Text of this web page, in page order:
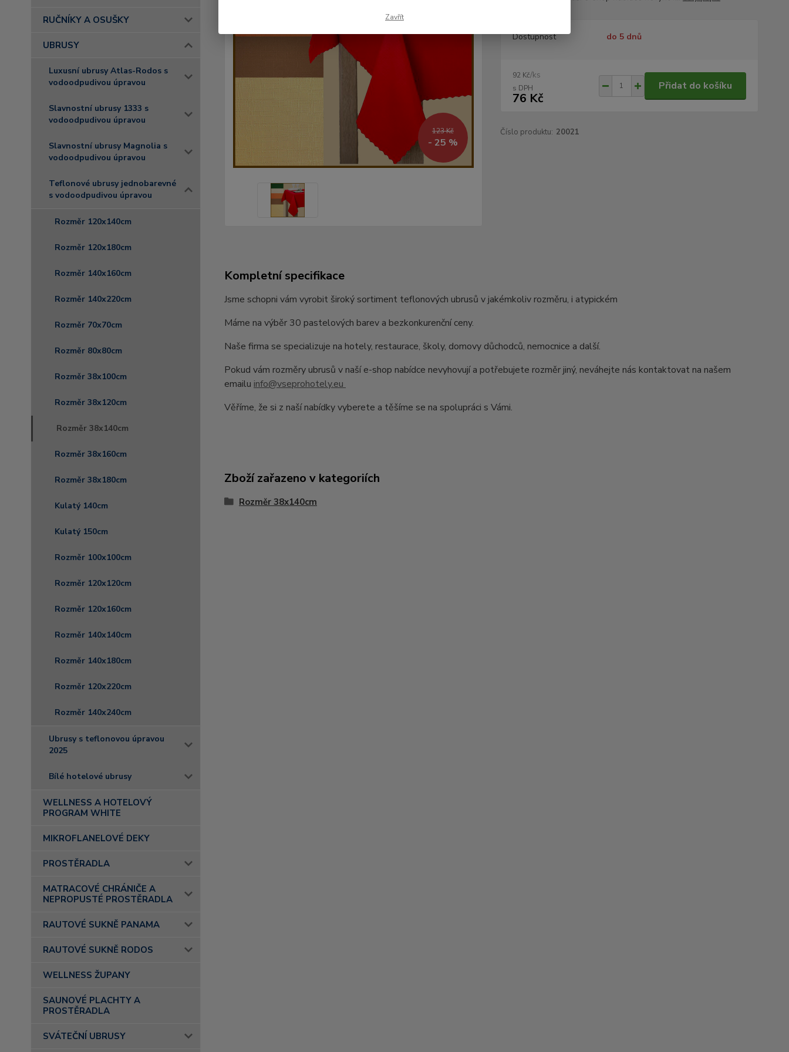
RUČNÍKY A OSUŠKY
UBRUSY
Luxusní ubrusy Atlas-Rodos s
vodoodpudivou úpravou
Slavnostní ubrusy 1333 s
vodoodpudivou úpravou
Slavnostní ubrusy Magnolia s
vodoodpudivou úpravou
Teflonové ubrusy jednobarevné
s vodoodpudivou úpravou
Rozměr 120x140cm
Rozměr 120x180cm
Rozměr 140x160cm
Rozměr 140x220cm
Rozměr 70x70cm
Rozměr 80x80cm
Rozměr 38x100cm
Rozměr 38x120cm
Rozměr 38x140cm
Rozměr 38x160cm
Rozměr 38x180cm
Kulatý 140cm
Kulatý 150cm
Rozměr 100x100cm
Rozměr 120x120cm
Rozměr 120x160cm
Rozměr 140x140cm
Rozměr 140x180cm
Rozměr 120x220cm
Rozměr 140x240cm
Ubrusy s teflonovou úpravou
2025
Bílé hotelové ubrusy
WELLNESS A HOTELOVÝ
PROGRAM WHITE
MIKROFLANELOVÉ DEKY
PROSTĚRADLA
MATRACOVÉ CHRÁNIČE A
NEPROPUSTÉ PROSTĚRADLA
RAUTOVÉ SUKNĚ PANAMA
RAUTOVÉ SUKNĚ RODOS
WELLNESS ŽUPANY
SAUNOVÉ PLACHTY A
PROSTĚRADLA
SVÁTEČNÍ UBRUSY
123 Kč
- 25 %
Dostupnost do 5 dnů
92 Kč/ks
76 Kč
Přidat do košíku
Číslo produktu: 20021
Kompletní specifikace
Jsme schopni vám vyrobit široký sortiment teflonových ubrusů v jakémkoliv rozměru, i atypickém
Máme na výběr 30 pastelových barev a bezkonkurenční ceny.
Naše firma se specializuje na hotely, restaurace, školy, domovy důchodců, nemocnice a další.
Pokud vám rozměry ubrusů v naší e-shop nabídce nevyhovují a potřebujete rozměr jiný, neváhejte nás kontaktovat na našem
emailu info@vseprohotely.eu
Věříme, že si z naší nabídky vyberete a těšíme se na spolupráci s Vámi.
Zboží zařazeno v kategoriích
Rozměr 38x140cm
Zavřít